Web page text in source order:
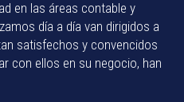
en las áreas contable y
día a día van dirigidos a
satisfechos y convencidos
con ellos en su negocio, han